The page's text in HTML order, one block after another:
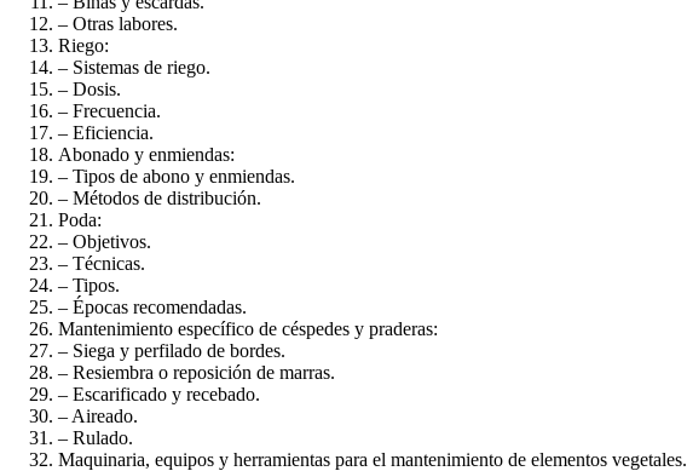
– Otras labores.
Riego:
– Sistemas de riego.
– Dosis.
– Frecuencia.
– Eficiencia.
Abonado y enmiendas:
– Tipos de abono y enmiendas.
– Métodos de distribución.
Poda:
– Objetivos.
– Técnicas.
– Tipos.
– Épocas recomendadas.
Mantenimiento específico de céspedes y praderas:
– Siega y perfilado de bordes.
– Resiembra o reposición de marras.
– Escarificado y recebado.
– Aireado.
– Rulado.
Maquinaria, equipos y herramientas para el mantenimiento de elementos vegetales.